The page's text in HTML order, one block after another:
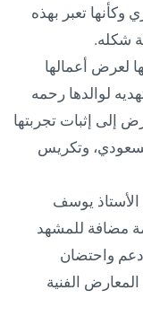
وكأنها تعبر بهذه
شكله.
لعرض أعمالها
لوالدها رحمه
إلى إثبات تجربتها
وتكريس
الأستاذ يوسف
مضافة للمشهد
واحتضان
الفنية